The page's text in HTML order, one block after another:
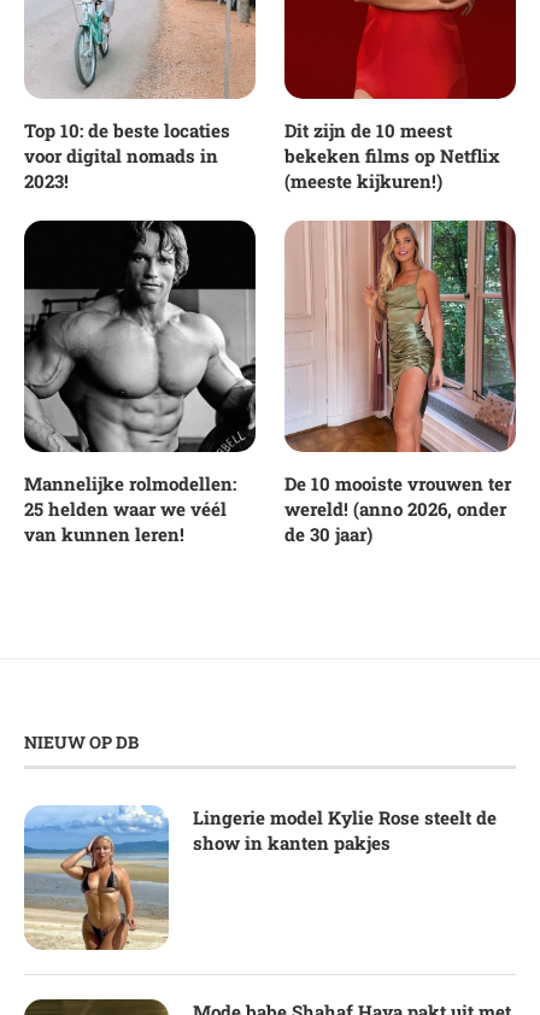
Top 10: de beste locaties
voor digital nomads in
2023!
Dit zijn de 10 meest
bekeken films op Netflix
(meeste kijkuren!)
Mannelijke rolmodellen:
25 helden waar we véél
van kunnen leren!
De 10 mooiste vrouwen ter
wereld! (anno 2026, onder
de 30 jaar)
NIEUW OP DB
Lingerie model Kylie Rose steelt de
show in kanten pakjes